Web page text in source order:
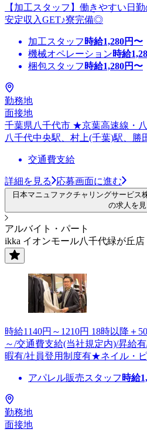
【加工スタッフ】働きやすい日
安定収入GET♪寮完備◎
加工スタッフ 時給1,280円〜
機械オペレーション時給
梱包スタッフ 時給1,280円〜
勤務地
面接地
千葉県八千代市 ★京葉高速線・
八千代中央駅、村上(千葉)駅、勝
交通費支給
詳細を見る 応募画面に進む
日本マニュファクチャリングサービス
の求人を
アルバイト・パート
ikka イオンモール八千代緑が丘店
時給1140円～1210円 18時以降＋
～/交通費支給(当社規定内)/昇給
暇有/社員登用制度有★ネイル・
アパレル販売スタッフ 時給
勤務地
面接地